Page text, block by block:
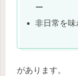
ー
非日常を味
があります。